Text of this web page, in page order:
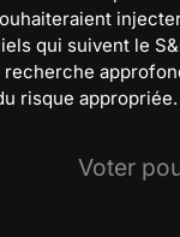
qui suivent le
recherche
risque appropriée.
Voter